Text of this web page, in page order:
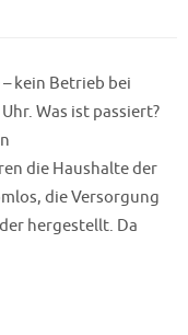
kein Betrieb bei
Was ist passiert?
die Haushalte der
die Versorgung
hergestellt. Da